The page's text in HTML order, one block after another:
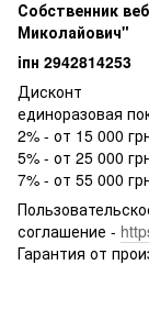
Собственник
Миколайович"
iпн 2942814253
Дисконт
единоразовая
2% - от 15 000
5% - от 25 000
7% - от 55 000
соглашение -
Гарантия от